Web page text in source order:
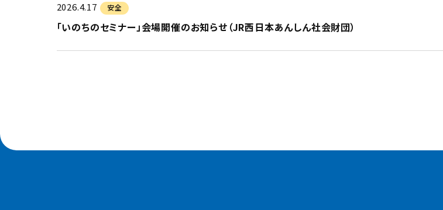
2026.4.17 安全
「いのちのセミナー」会場開催のお知らせ（JR西日本あんしん社会財団）